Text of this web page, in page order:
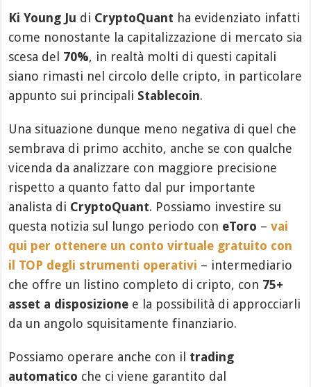
Ki Young Ju di CryptoQuant ha evidenziato infatti
come nonostante la capitalizzazione di mercato sia
scesa del 70%, in realtà molti di questi capitali
siano rimasti nel circolo delle cripto, in particolare
appunto sui principali Stablecoin.
Una situazione dunque meno negativa di quel che
sembrava di primo acchito, anche se con qualche
vicenda da analizzare con maggiore precisione
rispetto a quanto fatto dal pur importante
analista di CryptoQuant. Possiamo investire su
questa notizia sul lungo periodo con eToro –vai
qui per ottenere un conto virtuale gratuito con
il TOP degli strumenti operativi – intermediario
che offre un listino completo di cripto, con 75+
asset a disposizione e la possibilità di approcciarli
da un angolo squisitamente finanziario.
Possiamo operare anche con il trading
automatico che ci viene garantito dal